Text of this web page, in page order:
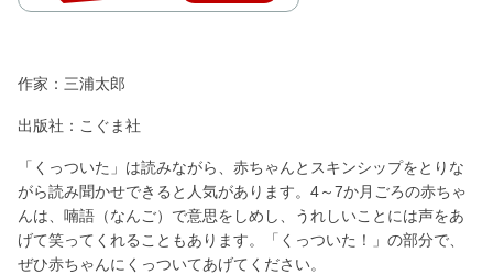
作家：三浦太郎
出版社：こぐま社
「くっついた」は読みながら、赤ちゃんとスキンシップをとりな
がら読み聞かせできると人気があります。4～7か月ごろの赤ちゃ
んは、喃語（なんご）で意思をしめし、うれしいことには声をあ
げて笑ってくれることもあります。「くっついた！」の部分で、
ぜひ赤ちゃんにくっついてあげてください。